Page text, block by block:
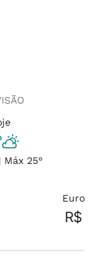
Máx 25°
Euro
R$